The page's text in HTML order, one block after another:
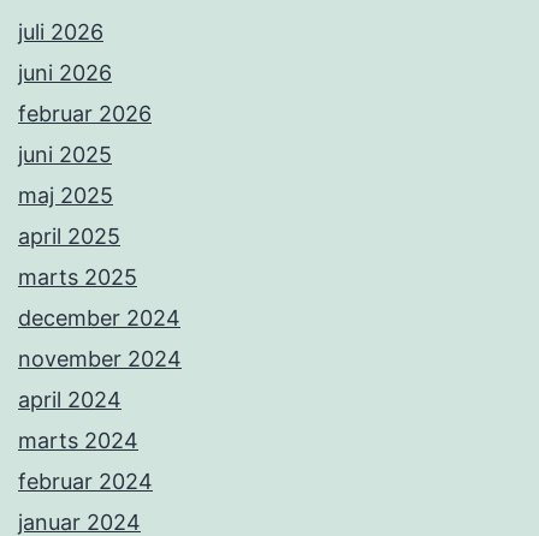
juli 2026
juni 2026
februar 2026
juni 2025
maj 2025
april 2025
marts 2025
december 2024
november 2024
april 2024
marts 2024
februar 2024
januar 2024